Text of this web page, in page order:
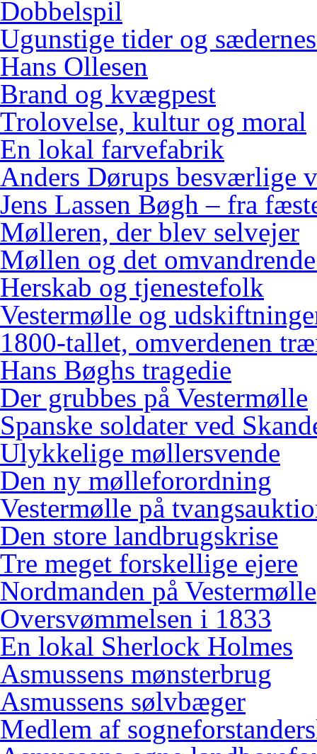
Dobbelspil
Ugunstige tider og
Hans Ollesen
Brand og kvægpest
Trolovelse, kultur og moral
En lokal farvefabrik
Anders Dørups besværlige
Jens Lassen Bøgh – fra
Mølleren, der blev selvejer
Møllen og det
Herskab og tjenestefolk
Vestermølle og
1800-tallet, omverdenen
Hans Bøghs tragedie
Der grubbes på Vestermølle
Spanske soldater ved
Ulykkelige møllersvende
Den ny mølleforordning
Vestermølle på
Den store landbrugskrise
Tre meget forskellige ejere
Nordmanden på Vestermølle
Oversvømmelsen i 1833
En lokal Sherlock Holmes
Asmussens mønsterbrug
Asmussens sølvbæger
Medlem af